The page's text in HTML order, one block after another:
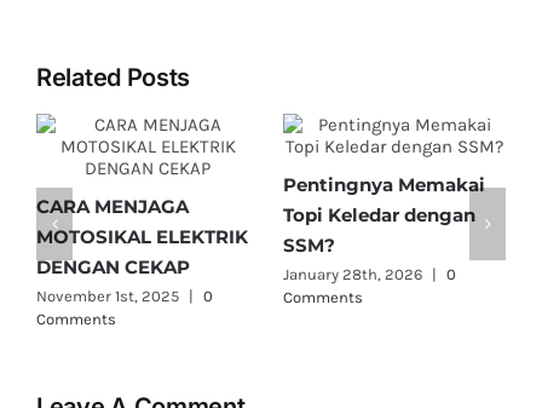
Related Posts
CARA MENJAGA
MOTOSIKAL ELEKTRIK
DENGAN CEKAP
November 1st, 2025 |
0
Comments
Pentingnya Memakai
Topi Keledar dengan
SSM?
January 28th, 2026 |
0
Comments